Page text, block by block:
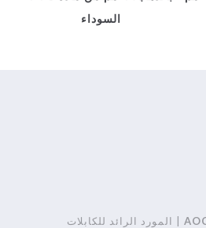
السوداء
| المورد الرائد للكابلات